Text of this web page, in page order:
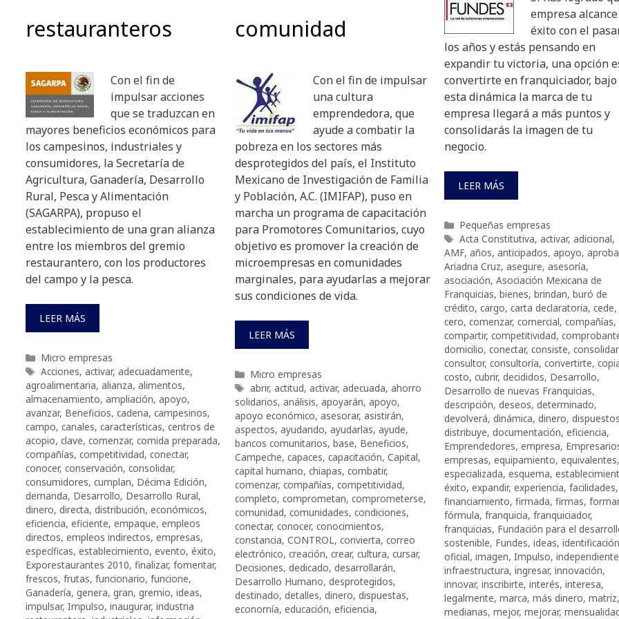
restauranteros
Con el fin de
impulsar acciones
que se traduzcan en
mayores beneficios económicos para
los campesinos, industriales y
consumidores, la Secretaría de
Agricultura, Ganadería, Desarrollo
Rural, Pesca y Alimentación
(SAGARPA), propuso el
establecimiento de una gran alianza
entre los miembros del gremio
restaurantero, con los productores
del campo y la pesca.
LEER MÁS
Categorías
Micro empresas
Etiquetas
Acciones, activar, adecuadamente,
agroalimentaria, alianza, alimentos,
almacenamiento, ampliación, apoyo,
avanzar, Beneficios, cadena, campesinos,
campo, canales, características, centros de
acopio, clave, comenzar, comida preparada,
compañías, competitividad, conectar,
conocer, conservación, consolidar,
consumidores, cumplan, Décima Edición,
demanda, Desarrollo, Desarrollo Rural,
dinero, directa, distribución, económicos,
eficiencia, eficiente, empaque, empleos
directos, empleos indirectos, empresas,
específicas, establecimiento, evento, éxito,
Exporestaurantes 2010, finalizar, fomentar,
frescos, frutas, funcionario, funcione,
Ganadería, genera, gran, gremio, ideas,
impulsar, Impulso, inaugurar, industria
comunidad
Con el fin de impulsar
una cultura
emprendedora, que
ayude a combatir la
pobreza en los sectores más
desprotegidos del país, el Instituto
Mexicano de Investigación de Familia
y Población, A.C. (IMIFAP), puso en
marcha un programa de capacitación
para Promotores Comunitarios, cuyo
objetivo es promover la creación de
microempresas en comunidades
marginales, para ayudarlas a mejorar
sus condiciones de vida.
LEER MÁS
Categorías
Micro empresas
Etiquetas
abrir, actitud, activar, adecuada, ahorro
solidarios, análisis, apoyarán, apoyo,
apoyo económico, asesorar, asistirán,
aspectos, ayudando, ayudarlas, ayude,
bancos comunitarios, base, Beneficios,
Campeche, capaces, capacitación, Capital,
capital humano, chiapas, combatir,
comenzar, compañías, competitividad,
completo, comprometan, comprometerse,
comunidad, comunidades, condiciones,
conectar, conocer, conocimientos,
constancia, CONTROL, convierta, correo
electrónico, creación, crear, cultura, cursar,
Decisiones, dedicado, desarrollarán,
Desarrollo Humano, desprotegidos,
destinado, detalles, dinero, dispuestas,
economía, educación, eficiencia,
empresa
éxito con el
los años y estás pensando en
expandir tu victoria, una opción
convertirte en franquiciador, bajo
esta dinámica la marca de tu
empresa llegará a más puntos y
consolidarás la imagen de tu
negocio.
LEER MÁS
Categorías
Pequeñas empresas
Etiquetas
Acta Constitutiva, activar, adicional,
AMF, años, anticipados, apoyo,
Ariadna Cruz, asegure, asesoría,
asociación, Asociación Mexicana de
Franquicias, bienes, brindan, buró de
crédito, cargo, carta declaratoria, cede,
cero, comenzar, comercial, compañías,
compartir, competitividad,
domicilio, conectar, consiste,
consultor, consultoría, convertirte,
costo, cubrir, decididos, Desarrollo,
Desarrollo de nuevas Franquicias,
descripción, deseos, determinado,
devolverá, dinámica, dinero, dispuestos
distribuye, documentación, eficiencia,
Emprendedores, empresa,
empresas, equipamiento, equivalentes,
especializada, esquema,
éxito, expandir, experiencia, facilidades,
financiamiento, firmada, firmas, formar
fórmula, franquicia, franquiciador,
franquicias, Fundación para el
sostenible, Fundes, ideas, identificación
oficial, imagen, Impulso,
infraestructura, ingresar, innovación,
innovar, inscribirte, interés, interesa,
legalmente, marca, más dinero, matriz,
medianas, mejor, mejorar,